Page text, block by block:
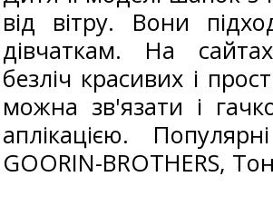
від вітру. Вони
дівчаткам. На
безліч красивих і
можна зв'язати і
аплікацією.
GOORIN-BROTHERS,